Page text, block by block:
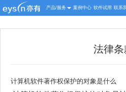
产品/服务 案例中心 软件试用 联系
法律条
计算机软件著作权保护的对象是什么